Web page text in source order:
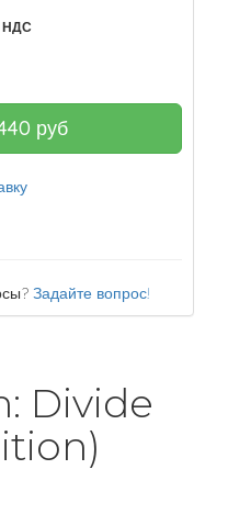
НДС
руб
Задайте вопрос!
Divide